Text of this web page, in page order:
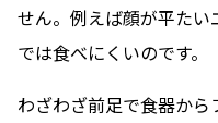
せん。例えば顔が平た
では食べにくいのです。
わざわざ前足で食器か